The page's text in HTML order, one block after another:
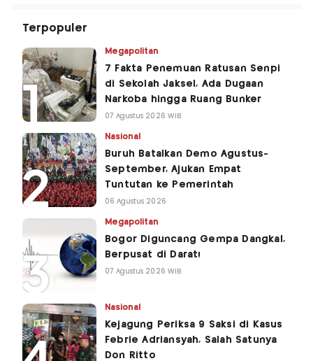
Terpopuler
Megapolitan
7 Fakta Penemuan Ratusan Senpi
di Sekolah Jaksel, Ada Dugaan
Narkoba hingga Ruang Bunker
07 Agustus 2026 WIB
Nasional
Buruh Batalkan Demo Agustus-
September, Ajukan Empat
Tuntutan ke Pemerintah
06 Agustus 2026
Megapolitan
Bogor Diguncang Gempa Dangkal,
Berpusat di Darat!
07 Agustus 2026 WIB
Nasional
Kejagung Periksa 9 Saksi di Kasus
Febrie Adriansyah, Salah Satunya
Don Ritto